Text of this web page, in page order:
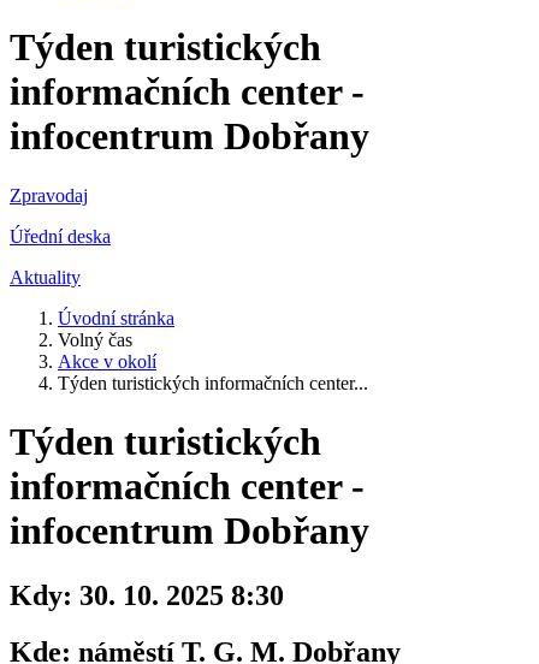
Týden turistických
informačních center -
infocentrum Dobřany
Zpravodaj
Úřední deska
Aktuality
Úvodní stránka
Volný čas
Akce v okolí
Týden turistických informačních center...
Týden turistických
informačních center -
infocentrum Dobřany
Kdy: 30. 10. 2025 8:30
Kde: náměstí T. G. M. Dobřany